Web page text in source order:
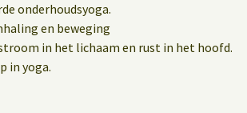
onderhoudsyoga.
en beweging
in het lichaam en rust in het hoofd.
in yoga.